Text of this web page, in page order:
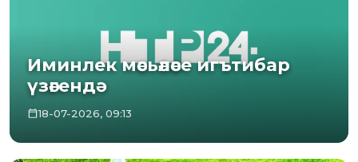
Иминлек мәсьәләсе игътибар
үзәгендә
18-07-2026, 09:13